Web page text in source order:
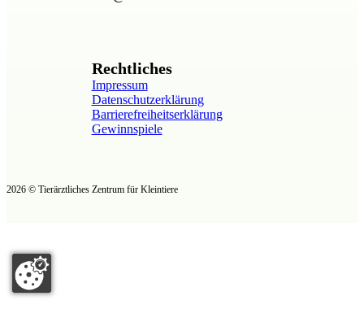
Rechtliches
Impressum
Datenschutzerklärung
Barrierefreiheitserklärung
Gewinnspiele
2026 © Tierärztliches Zentrum für Kleintiere